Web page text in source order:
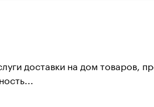
доставки на дом товаров,